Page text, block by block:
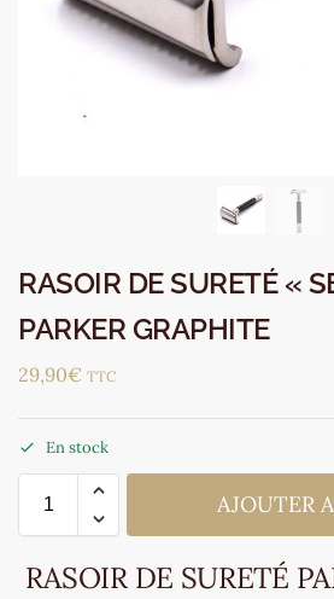
RASOIR DE SURETÉ «
PARKER GRAPHITE
29,90€ TTC
En stock
AJOUTER
RASOIR DE SURETÉ